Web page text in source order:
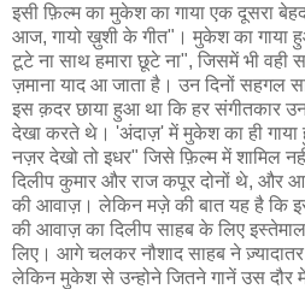
इसी फ़िल्म का मुकेश का गाया एक दूसरा
आज, गायो ख़ुशी के गीत"। मुकेश का गाया
टूटे ना साथ हमारा छूटे ना", जिसमें भी
ज़माना याद आ जाता है। उन दिनों सहगल
इस क़दर छाया हुआ था कि हर संगीतकार
देखा करते थे। 'अंदाज़' में मुकेश का ही
नज़र देखो तो इधर" जिसे फ़िल्म में शामिल
दिलीप कुमार और राज कपूर दोनों थे, और
की आवाज़। लेकिन मज़े की बात यह है कि
की आवाज़ का दिलीप साहब के लिए
लिए। आगे चलकर नौशाद साहब ने ज़्यादातर
लेकिन मुकेश से उन्होने जितने गानें उस दौर